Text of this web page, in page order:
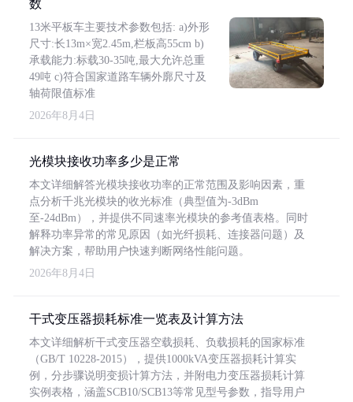
数
13米平板车主要技术参数包括: a)外形
尺寸:长13m×宽2.45m,栏板高55cm b)
承载能力:标载30-35吨,最大允许总重
49吨 c)符合国家道路车辆外廓尺寸及
轴荷限值标准
2026年8月4日
光模块接收功率多少是正常
本文详细解答光模块接收功率的正常范围及影响因素，重
点分析千兆光模块的收光标准（典型值为-3dBm
至-24dBm），并提供不同速率光模块的参考值表格。同时
解释功率异常的常见原因（如光纤损耗、连接器问题）及
解决方案，帮助用户快速判断网络性能问题。
2026年8月4日
干式变压器损耗标准一览表及计算方法
本文详细解析干式变压器空载损耗、负载损耗的国家标准
（GB/T 10228-2015），提供1000kVA变压器损耗计算实
例，分步骤说明变损计算方法，并附电力变压器损耗计算
实例表格，涵盖SCB10/SCB13等常见型号参数，指导用户